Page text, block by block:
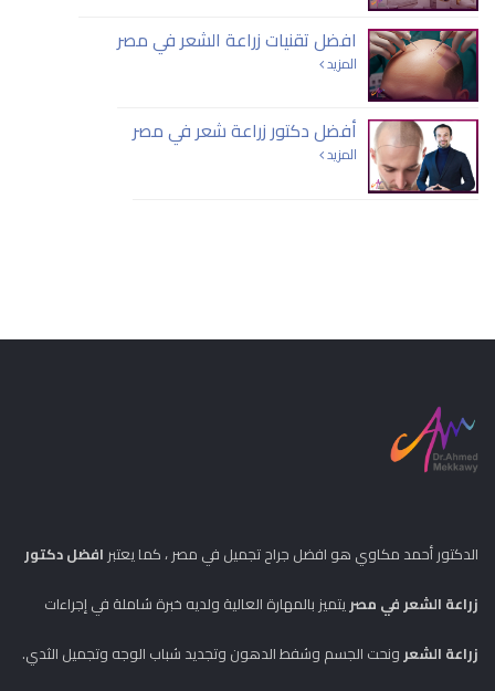
افضل تقنيات زراعة الشعر في مصر
المزيد
أفضل دكتور زراعة شعر في مصر
المزيد
الدكتور أحمد مكاوي هو افضل جراح تجميل في مصر ، كما يعتبر افضل دكتور
زراعة الشعر في مصريتميز بالمهارة العالية ولديه خبرة شاملة في إجراءات
زراعة الشعرونحت الجسم وشفط الدهون وتجديد شباب الوجه وتجميل الثدي.